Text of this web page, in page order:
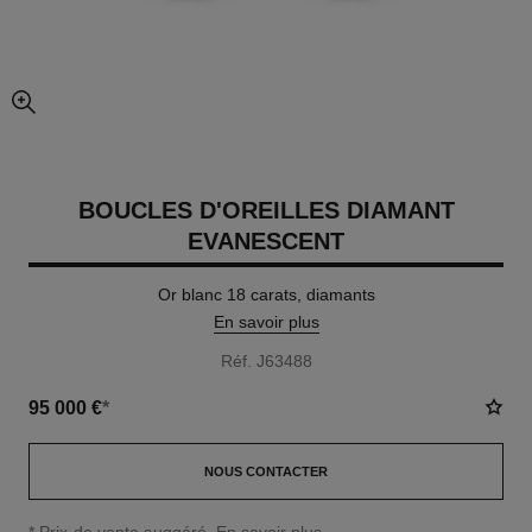
agrandissement
BOUCLES D'OREILLES DIAMANT
EVANESCENT
Or blanc 18 carats, diamants
En savoir plus
Réf. J63488
95 000 €*
NOUS CONTACTER